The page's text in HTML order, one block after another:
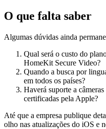
O que falta saber
Algumas dúvidas ainda
Qual será o custo do
HomeKit Secure Video?
Quando a busca por
em todos os países?
Haverá suporte a
certificadas pela Apple?
Até que a empresa publique
olho nas atualizações do iOS e